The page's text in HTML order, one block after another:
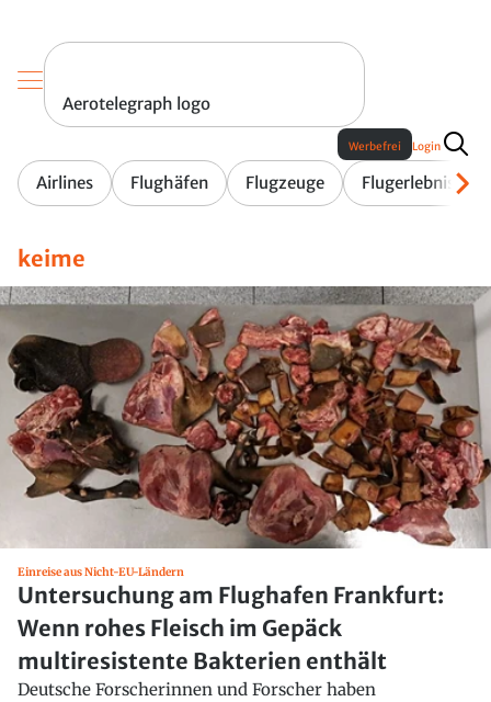
Aerotelegraph logo
Airlines Flughäfen Flugzeuge Flugerlebnis
Werbefrei Login
keime
Einreise aus Nicht-EU-Ländern
Untersuchung am Flughafen Frankfurt:
Wenn rohes Fleisch im Gepäck
multiresistente Bakterien enthält
Deutsche Forscherinnen und Forscher haben